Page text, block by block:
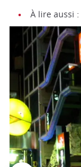
À lire aussi :